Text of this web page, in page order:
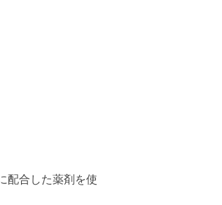
配合した薬剤を使